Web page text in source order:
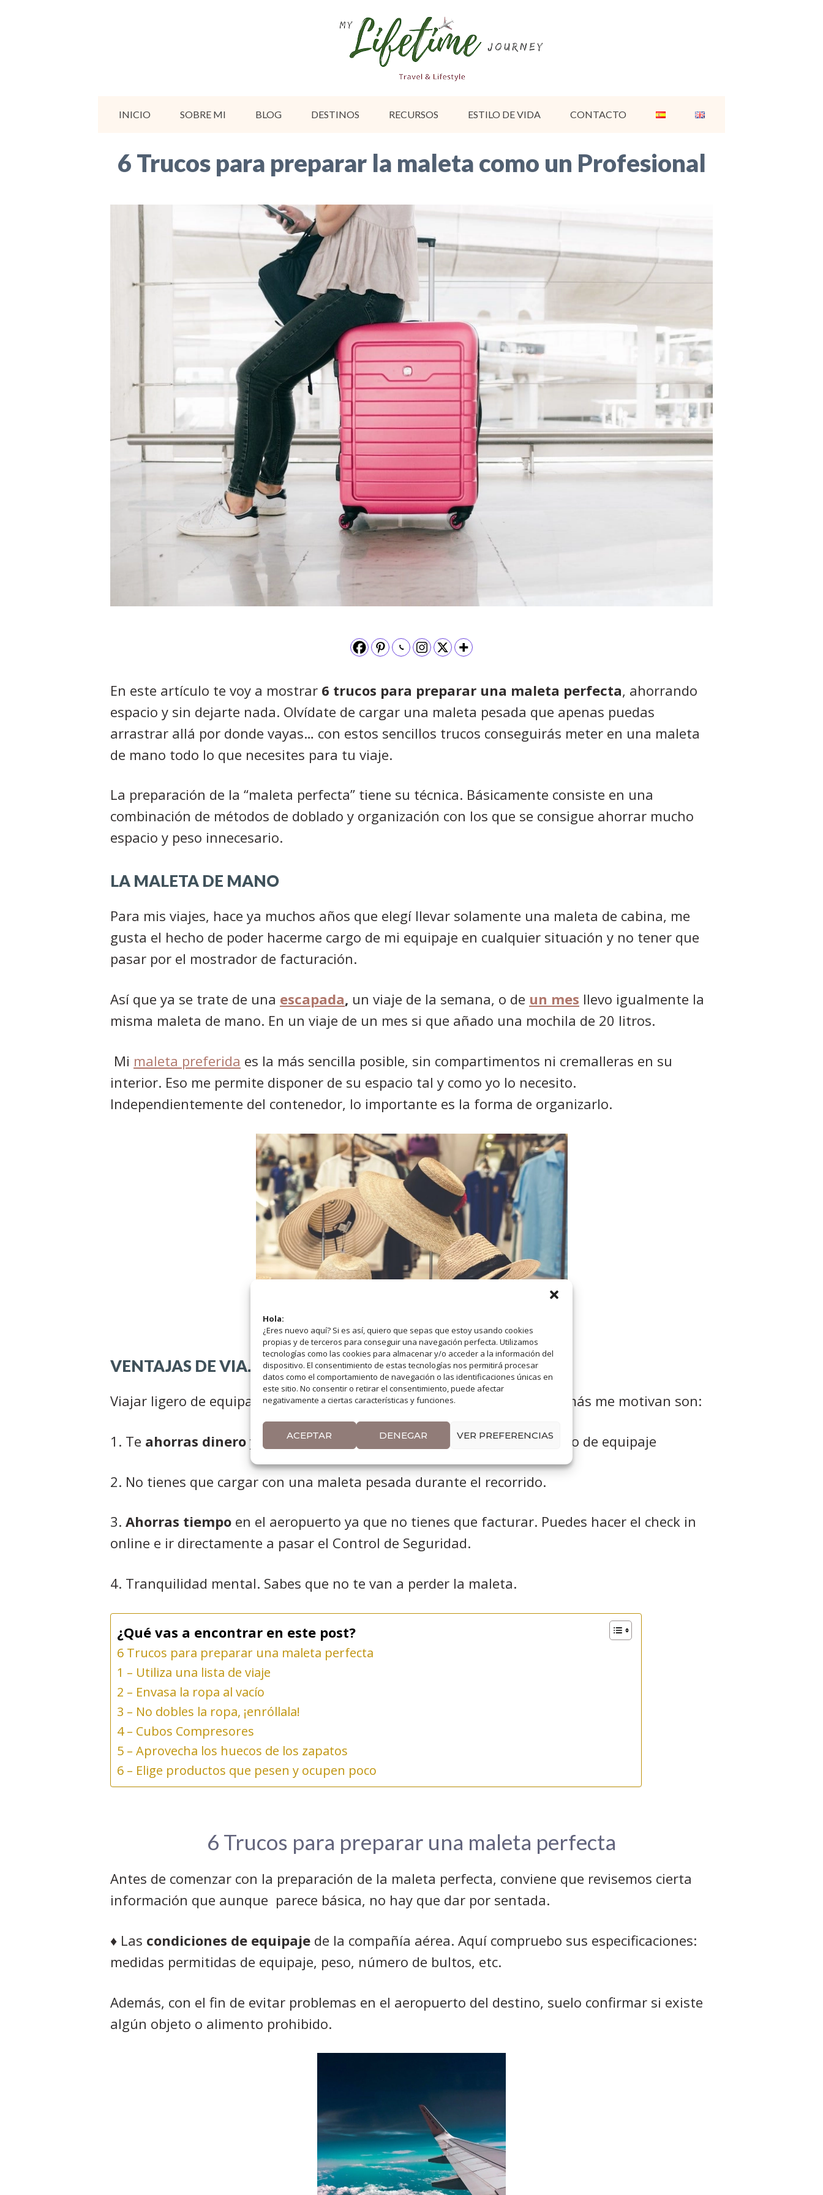
Hola:
¿Eres nuevo aquí? Si es así, quiero que sepas que estoy usando cookies
propias y de terceros para conseguir una navegación perfecta. Utilizamos
tecnologías como las cookies para almacenar y/o acceder a la información del
dispositivo. El consentimiento de estas tecnologías nos permitirá procesar
datos como el comportamiento de navegación o las identificaciones únicas en
este sitio. No consentir o retirar el consentimiento, puede afectar
negativamente a ciertas características y funciones.
ACEPTAR DENEGAR VER PREFERENCIAS
INICIO SOBRE MI BLOG DESTINOS RECURSOS ESTILO DE VIDA CONTACTO
6 Trucos para preparar la maleta como un Profesional
En este artículo te voy a mostrar 6 trucos para preparar una maleta perfecta, ahorrando
espacio y sin dejarte nada. Olvídate de cargar una maleta pesada que apenas puedas
arrastrar allá por donde vayas… con estos sencillos trucos conseguirás meter en una maleta
de mano todo lo que necesites para tu viaje.
La preparación de la “maleta perfecta” tiene su técnica. Básicamente consiste en una
combinación de métodos de doblado y organización con los que se consigue ahorrar mucho
espacio y peso innecesario.
LA MALETA DE MANO
Para mis viajes, hace ya muchos años que elegí llevar solamente una maleta de cabina, me
gusta el hecho de poder hacerme cargo de mi equipaje en cualquier situación y no tener que
pasar por el mostrador de facturación.
Así que ya se trate de una escapada, un viaje de la semana, o de un mes llevo igualmente la
misma maleta de mano. En un viaje de un mes si que añado una mochila de 20 litros.
Mi maleta preferida es la más sencilla posible, sin compartimentos ni cremalleras en su
interior. Eso me permite disponer de su espacio tal y como yo lo necesito.
Independientemente del contenedor, lo importante es la forma de organizarlo.
VENTAJAS DE VIAJAR LIGERO DE EQUIPAJE
Viajar ligero de equipaje te facilita el viaje muchísimo, las ventajas que más me motivan son:
1. Te ahorras dinero ya que no tienes que pagar sobrepeso por el exceso de equipaje
2. No tienes que cargar con una maleta pesada durante el recorrido.
3. Ahorras tiempo en el aeropuerto ya que no tienes que facturar. Puedes hacer el check in
online e ir directamente a pasar el Control de Seguridad.
4. Tranquilidad mental. Sabes que no te van a perder la maleta.
¿Qué vas a encontrar en este post?
6 Trucos para preparar una maleta perfecta
1 – Utiliza una lista de viaje
2 – Envasa la ropa al vacío
3 – No dobles la ropa, ¡enróllala!
4 – Cubos Compresores
5 – Aprovecha los huecos de los zapatos
6 – Elige productos que pesen y ocupen poco
6 Trucos para preparar una maleta perfecta
Antes de comenzar con la preparación de la maleta perfecta, conviene que revisemos cierta
información que aunque parece básica, no hay que dar por sentada.
♦ Las condiciones de equipaje de la compañía aérea. Aquí compruebo sus especificaciones:
medidas permitidas de equipaje, peso, número de bultos, etc.
Además, con el fin de evitar problemas en el aeropuerto del destino, suelo confirmar si existe
algún objeto o alimento prohibido.